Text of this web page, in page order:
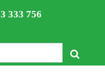
333 756